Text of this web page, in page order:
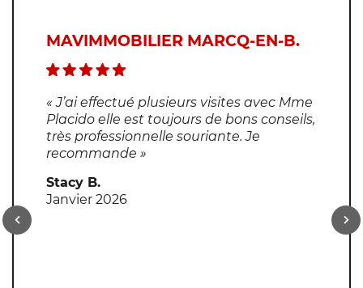
MAVIMMOBILIER MARCQ-EN-B.
« J’ai effectué plusieurs visites avec Mme
Placido elle est toujours de bons conseils,
très professionnelle souriante. Je
recommande »
Stacy B.
Janvier 2026